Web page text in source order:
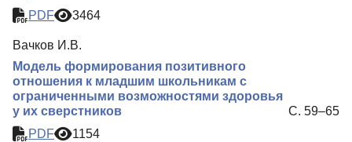
PDF
3464
Вачков И.В.
Модель формирования позитивного
отношения к младшим школьникам с
ограниченными возможностями здоровья
у их сверстников
С. 59–65
PDF
1154